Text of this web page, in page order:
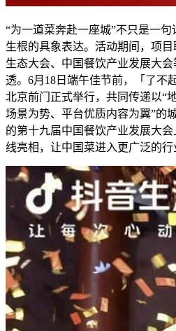
“为一道菜奔赴一座城”不只是一
生根的具象表达。活动期间，项
生态大会、中国餐饮产业发展大
透。6月18日端午佳节前，「了不
北京前门正式举行，共同传递以“
场景为势、平台优质内容为翼”的
的第十九届中国餐饮产业发展大
线亮相，让中国菜进入更广泛的行